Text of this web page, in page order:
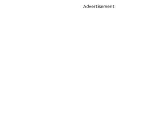
Advertisement